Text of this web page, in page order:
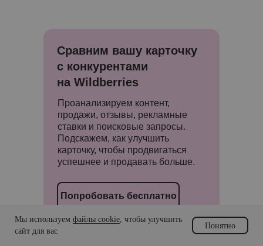
Сравним вашу карточку
с конкурентами
на Wildberries
Проанализируем контент,
продажи, отзывы, рекламные
ставки и поисковые запросы.
Подскажем, как улучшить
карточку, чтобы продвигаться
успешнее и продавать больше.
Попробовать бесплатно
Подробнее
Мы используем файлы cookie, чтобы улучшить
сайт для вас
Понятно